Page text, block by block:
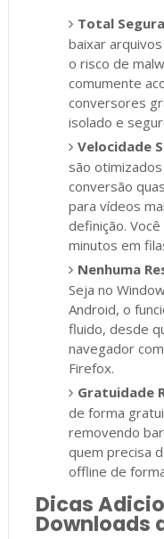
Total
baixar
o risco de
comumente
conversores
isolado e
Velocidade
são
conversão
para vídeos
definição.
minutos em
Nenhuma
Seja no
Android, o
fluido, desde
navegador
Firefox.
Gratuidade
de forma
removendo
quem precisa
offline de
Dicas
Downloads